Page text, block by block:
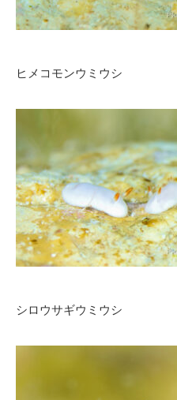
ヒメコモンウミウシ
シロウサギウミウシ